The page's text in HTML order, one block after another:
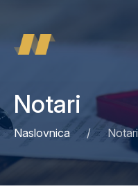
Notari
Naslovnica Notari